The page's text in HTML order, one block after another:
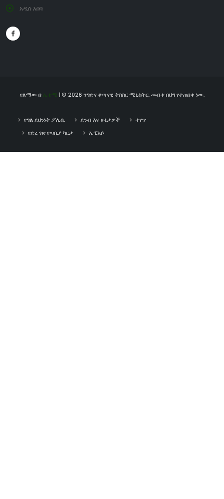
አዲስ አበባ
የለማው በ ኢቴሚ | © 2026 ንግድና ቀጣናዊ ትስስር ሚኒስትር. መብቱ በህግ የተጠበቀ ነው.
የግል ደህንነት ፖሊሲ ደንብ እና ሁኔታዎች
ተየጥ
የድረ ገጽ የጣቢያ ካርታ
ኤፒአይ